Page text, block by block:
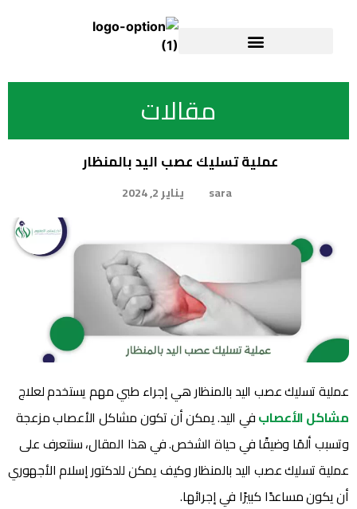
مقالات
عملية تسليك عصب اليد بالمنظار
sara يناير 2, 2024
عملية تسليك عصب اليد بالمنظار هي إجراء طبي مهم يستخدم لعلاج
مشاكل الأعصابفي اليد. يمكن أن تكون مشاكل الأعصاب مزعجة
وتسبب ألمًا وضيقًا في حياة الشخص. في هذا المقال، سنتعرف على
عملية تسليك عصب اليد بالمنظار وكيف يمكن للدكتور إسلام الأجهوري
أن يكون مساعدًا كبيرًا في إجرائها.